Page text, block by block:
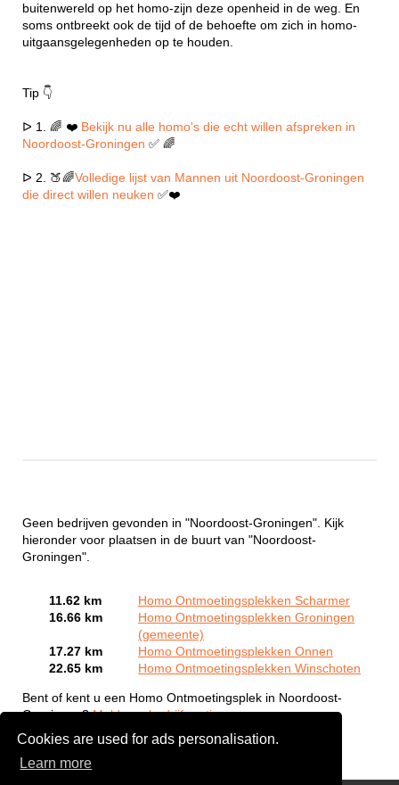
Cookies are used for ads personalisation.
Learn more
buitenwereld op het homo-zijn deze openheid in de weg. En
soms ontbreekt ook de tijd of de behoefte om zich in homo-
uitgaansgelegenheden op te houden.
Tip 👇
ᐅ 1. 🌈 ❤️ Bekijk nu alle homo's die echt willen afspreken in
Noordoost-Groningen ✅ 🌈
ᐅ 2. 🍑🌈Volledige lijst van Mannen uit Noordoost-Groningen
die direct willen neuken ✅❤️
Geen bedrijven gevonden in "Noordoost-Groningen". Kijk
hieronder voor plaatsen in de buurt van "Noordoost-
Groningen".
11.62 km
Homo Ontmoetingsplekken Scharmer
16.66 km
Homo Ontmoetingsplekken Groningen
(gemeente)
17.27 km
Homo Ontmoetingsplekken Onnen
22.65 km
Homo Ontmoetingsplekken Winschoten
Bent of kent u een Homo Ontmoetingsplek in Noordoost-
Groningen?Meld een bedrijf gratis aan